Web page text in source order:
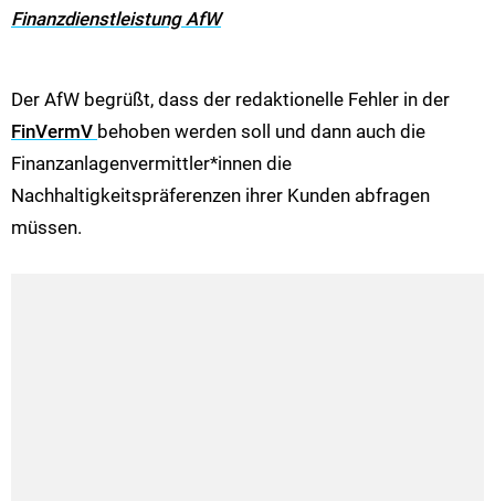
Finanzdienstleistung AfW
Der AfW begrüßt, dass der redaktionelle Fehler in der
FinVermV behoben werden soll und dann auch die
Finanzanlagenvermittler*innen die
Nachhaltigkeitspräferenzen ihrer Kunden abfragen
müssen.